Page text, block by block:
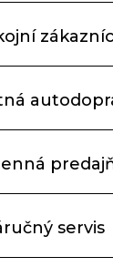
servis